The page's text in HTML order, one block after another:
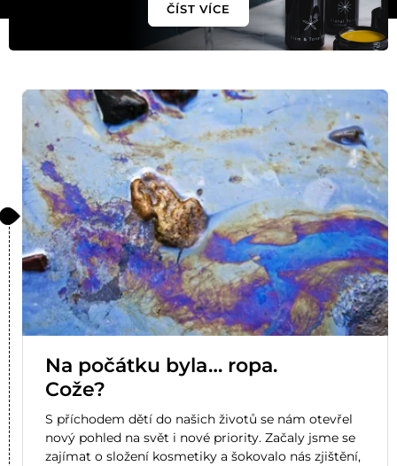
ČÍST VÍCE
Na počátku byla… ropa.
Cože?
S příchodem dětí do našich životů se nám otevřel
nový pohled na svět i nové priority. Začaly jsme se
zajímat o složení kosmetiky a šokovalo nás zjištění,